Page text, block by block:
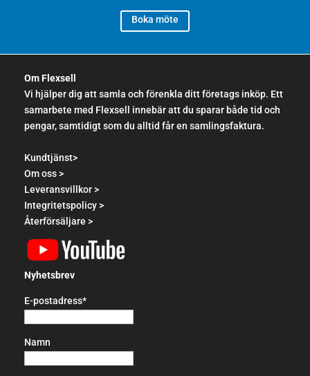
Boka möte
Om Flexsell
Vi hjälper dig att samla och förenkla ditt företags inköp. Ett
samarbete med Flexsell innebär att du sparar både tid och
pengar, samtidigt som du alltid får en samlingsfaktura.
Kundtjänst>
Om oss >
Leveransvillkor >
Integritetspolicy >
Återförsäljare >
Nyhetsbrev
E-postadress*
Namn